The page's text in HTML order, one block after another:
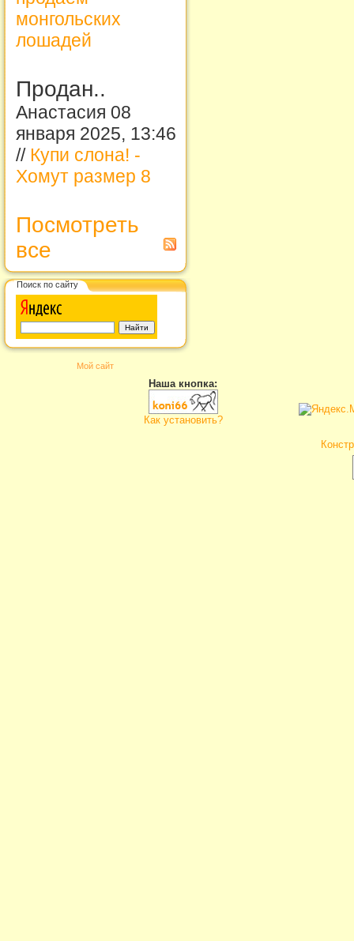
монгольских
лошадей
Продан..
Анастасия 08
января 2025, 13:46
// Купи слона! -
Хомут размер 8
Посмотреть
все
Поиск по сайту
Мой сайт
Наша кнопка:
Как установить?